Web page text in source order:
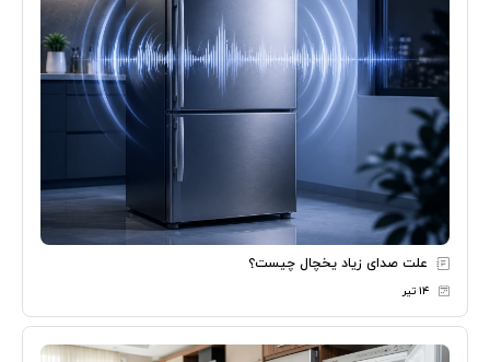
علت صدای زیاد یخچال چیست؟
۱۴ تیر